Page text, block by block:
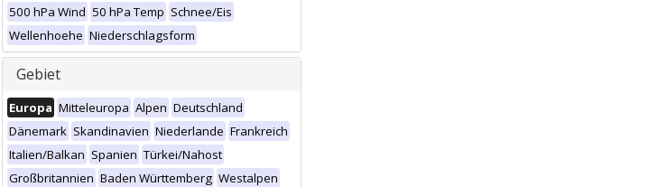
500 hPa Wind 50 hPa Temp Schnee/Eis
Wellenhoehe Niederschlagsform
Gebiet
Europa Mitteleuropa Alpen Deutschland
Dänemark Skandinavien Niederlande Frankreich
Italien/Balkan Spanien Türkei/Nahost
Großbritannien Baden Württemberg Westalpen